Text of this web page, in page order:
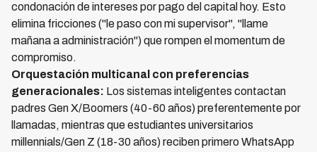
condonación de intereses por pago del capital hoy. Esto
elimina fricciones ("le paso con mi supervisor", "llame
mañana a administración") que rompen el momentum de
compromiso.
Orquestación multicanal con preferencias
generacionales: Los sistemas inteligentes contactan
padres Gen X/Boomers (40-60 años) preferentemente por
llamadas, mientras que estudiantes universitarios
millennials/Gen Z (18-30 años) reciben primero WhatsApp